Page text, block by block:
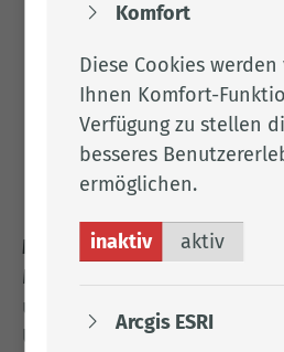
Mehrweg. Mach mit!
Mehrwegsysteme tragen zur
und damit zum Klimaschutz
Umwelthilfe klärt in der
Komfort
Diese Cookies
Ihnen Komfort-
Verfügung zu stellen
besseres
ermöglichen.
inaktiv aktiv
Arcgis ESRI